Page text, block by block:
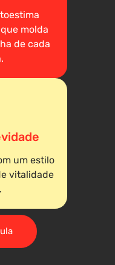
molda
de cada
um estilo
vitalidade